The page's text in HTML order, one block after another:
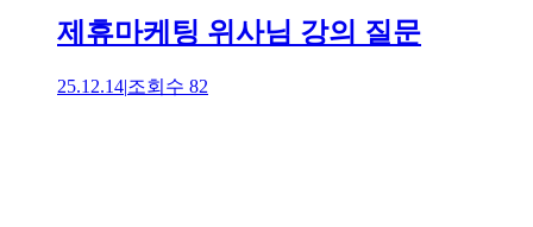
제휴마케팅 위사님 강의 질문
25.12.14|조회수 82